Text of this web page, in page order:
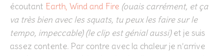
écoutant Earth, Wind and Fire (ouais carrément, et ça
va très bien avec les squats, tu peux les faire sur le
tempo, impeccable) (le clip est génial aussi)et je suis
assez contente. Par contre avec la chaleur je n’arrive